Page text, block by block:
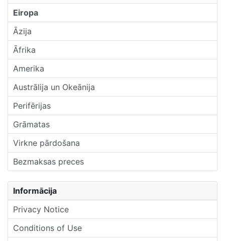
Eiropa
Āzija
Āfrika
Amerika
Austrālija un Okeānija
Perifērijas
Grāmatas
Virkne pārdošana
Bezmaksas preces
Informācija
Privacy Notice
Conditions of Use